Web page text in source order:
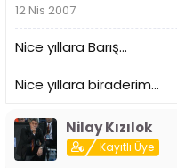
12 Nis 2007
Nice yıllara Barış...
Nice yıllara biraderim...
Nilay Kızılok
Kayıtlı Üye